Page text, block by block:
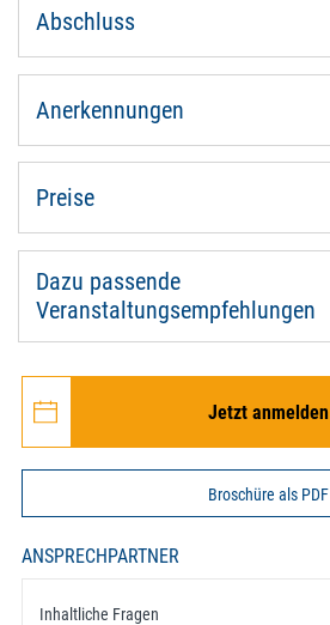
Abschluss
Anerkennungen
Preise
Dazu passende
Veranstaltungsempfehlungen
Jetzt anmelden
Broschüre als PDF
ANSPRECHPARTNER
Inhaltliche Fragen